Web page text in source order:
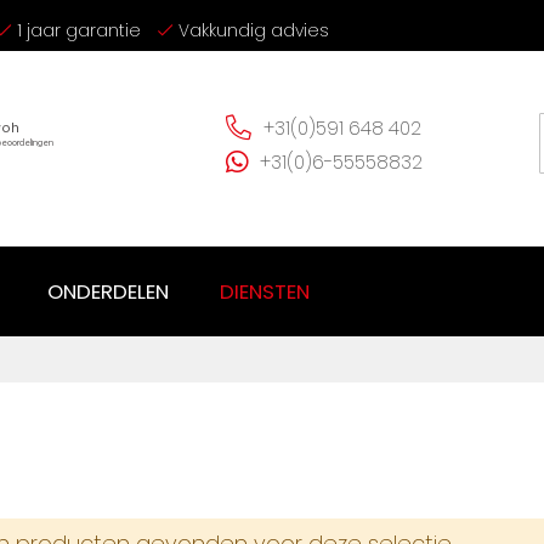
1 jaar garantie Vakkundig advies
+31(0)591 648 402
+31(0)6-55558832
ONDERDELEN DIENSTEN